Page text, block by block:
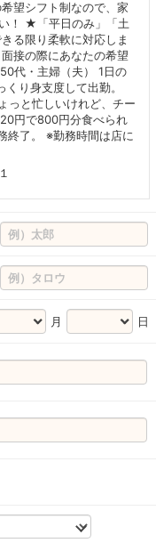
望シフト制なので、家
！ ★「平日のみ」「土
る限り柔軟に対応しま
接の際にあなたの希望
代・主婦（夫） 1日の
り身支度して出勤。
っと忙しいけれど、チー
円で800円分食べられ
終了。 ※勤務時間は店に
月 日